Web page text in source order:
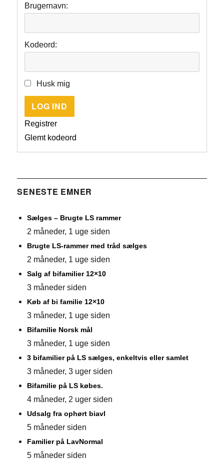
Brugernavn:
Kodeord:
Husk mig
LOG IND
Registrer
Glemt kodeord
SENESTE EMNER
Sælges – Brugte LS rammer
2 måneder, 1 uge siden
Brugte LS-rammer med tråd sælges
2 måneder, 1 uge siden
Salg af bifamilier 12×10
3 måneder siden
Køb af bi familie 12×10
3 måneder, 1 uge siden
Bifamilie Norsk mål
3 måneder, 1 uge siden
3 bifamilier på LS sælges, enkeltvis eller samlet
3 måneder, 3 uger siden
Bifamilie på LS købes.
4 måneder, 2 uger siden
Udsalg fra ophørt biavl
5 måneder siden
Familier på LavNormal
5 måneder siden